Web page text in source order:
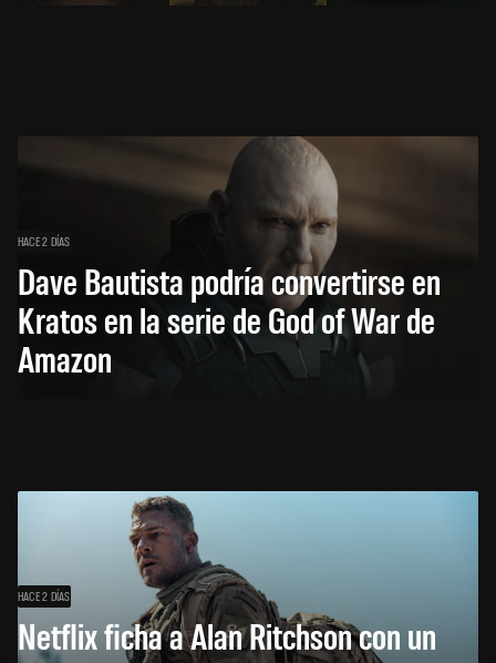
HACE 2 DÍAS
Dave Bautista podría convertirse en
Kratos en la serie de God of War de
Amazon
HACE 2 DÍAS
Netflix ficha a Alan Ritchson con un